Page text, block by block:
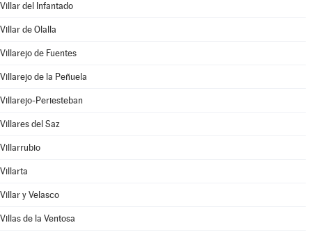
Villar del Infantado
Villar de Olalla
Villarejo de Fuentes
Villarejo de la Peñuela
Villarejo-Periesteban
Villares del Saz
Villarrubio
Villarta
Villar y Velasco
Villas de la Ventosa